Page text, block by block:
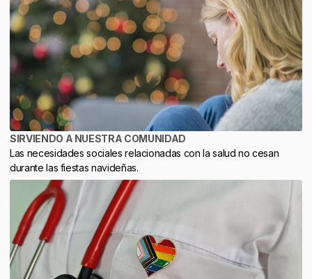
SIRVIENDO A NUESTRA COMUNIDAD
Las necesidades sociales relacionadas con la salud no cesan
durante las fiestas navideñas.